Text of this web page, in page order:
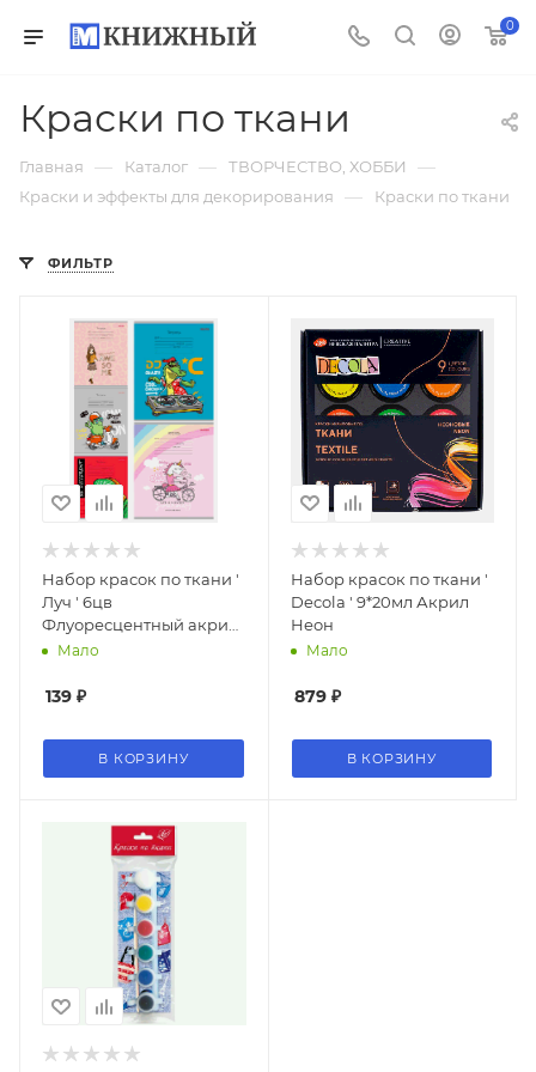
0
Краски по ткани
Главная — Каталог — ТВОРЧЕСТВО, ХОББИ —
Краски и эффекты для декорирования — Краски по ткани
ФИЛЬТР
Набор красок по ткани '
Луч ' 6цв
Флуоресцентный акрил,
в наборе кисть, в
Мало
139 ₽
В КОРЗИНУ
Набор красок по ткани '
Decola ' 9*20мл Акрил
Неон
Мало
879₽
В КОРЗИНУ